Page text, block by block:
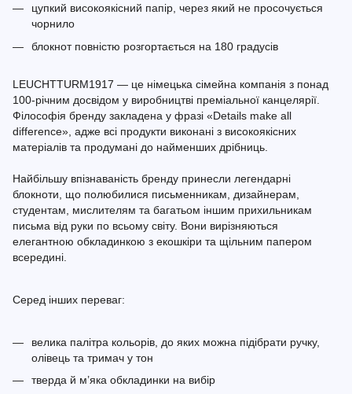
цупкий високоякісний папір, через який не просочується
чорнило
блокнот повністю розгортається на 180 градусів
LEUCHTTURM1917 — це німецька сімейна компанія з понад
100-річним досвідом у виробництві преміальної канцелярії.
Філософія бренду закладена у фразі «Details make all
difference», адже всі продукти виконані з високоякісних
матеріалів та продумані до найменших дрібниць.
Найбільшу впізнаваність бренду принесли легендарні
блокноти, що полюбилися письменникам, дизайнерам,
студентам, мислителям та багатьом іншим прихильникам
письма від руки по всьому світу. Вони вирізняються
елегантною обкладинкою з екошкіри та щільним папером
всередині.
Серед інших переваг:
велика палітра кольорів, до яких можна підібрати ручку,
олівець та тримач у тон
тверда й м’яка обкладинки на вибір